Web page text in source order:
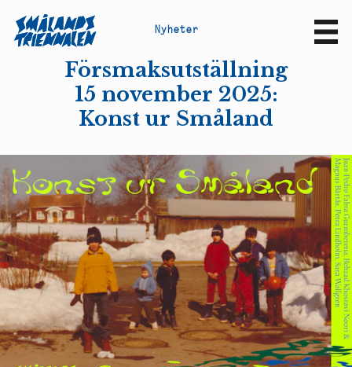
Nyheter
Försmaksutställning
15 november 2025:
Konst ur Småland